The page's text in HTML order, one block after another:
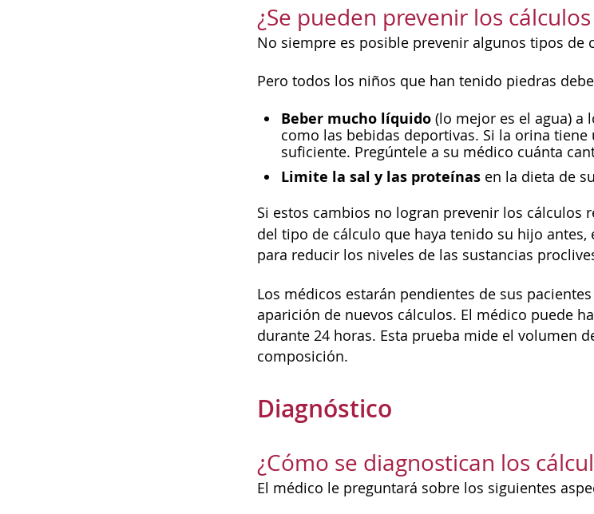
¿Se pueden prevenir los
No siempre es posible prevenir algunos tipos de
Pero todos los niños que han tenido piedras
Beber mucho líquido (lo mejor es el agua) a
como las bebidas deportivas. Si la orina
suficiente. Pregúntele a su médico cuánta
Limite la sal y las proteínas en la dieta de
Si estos cambios no logran prevenir los cálculos
del tipo de cálculo que haya tenido su hijo
para reducir los niveles de las sustancias
Los médicos estarán pendientes de sus
aparición de nuevos cálculos. El médico puede
durante 24 horas. Esta prueba mide el volumen
composición.
Diagnóstico
¿Cómo se diagnostican los
El médico le preguntará sobre los siguientes